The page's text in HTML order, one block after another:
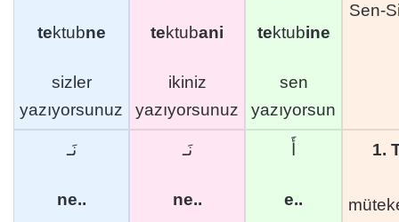
tektubne
sizler
yazıyorsunuz
tektubani
ikiniz
yazıyorsunuz
tektubine
sen
yazıyorsun
Sen-
نَـ
ne..
نَـ
ne.. e..
1.